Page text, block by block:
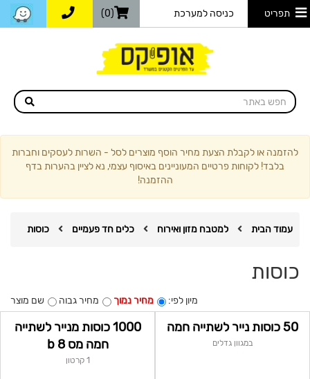
תפריט כניסה למערכת (0)
להזמנה או לקבלת הצעת מחיר הוסף מוצרים לסל - השרות לעסקים וחברות
בלבד! לקוחות פרטיים המעוניינים באיסוף עצמי, נא לציין בהערות בדף
ההזמנה!
עמוד הבית למטבח מזון ואירוח כלים חד פעמיים כוסות
כוסות
מיון לפי: מחיר נמוך מחיר גבוה שם מוצר
50 כוסות נייר לשתייה חמה
במגוון גדלים
1000 כוסות מנייר לשתייה
חמה מס 8 b
1 קרטון